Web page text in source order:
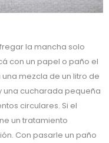
la mancha solo
con un papel o paño el
mezcla de un litro de
una cucharada pequeña
circulares. Si el
un tratamiento
Con pasarle un paño